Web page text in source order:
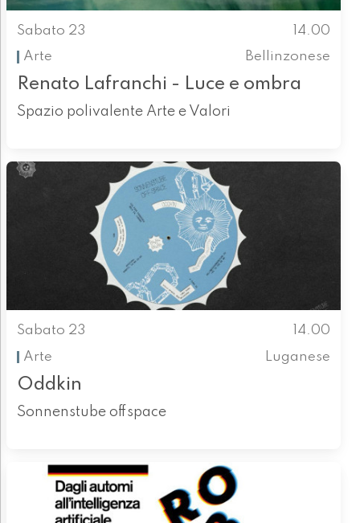
Sabato 23
14.00
Arte
Bellinzonese
Renato Lafranchi - Luce e ombra
Spazio polivalente Arte e Valori
Sabato 23
14.00
Arte
Luganese
Oddkin
Sonnenstube offspace